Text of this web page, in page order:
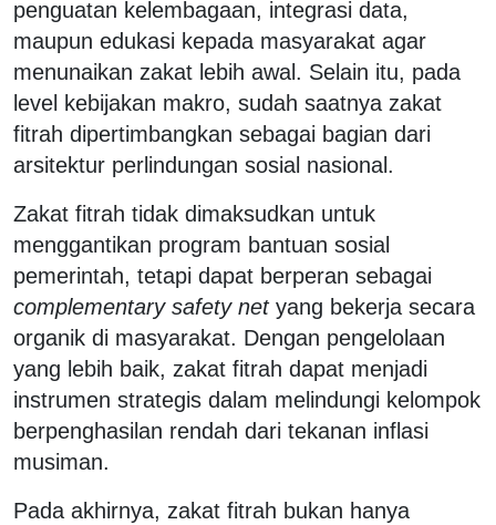
penguatan kelembagaan, integrasi data,
maupun edukasi kepada masyarakat agar
menunaikan zakat lebih awal. Selain itu, pada
level kebijakan makro, sudah saatnya zakat
fitrah dipertimbangkan sebagai bagian dari
arsitektur perlindungan sosial nasional.
Zakat fitrah tidak dimaksudkan untuk
menggantikan program bantuan sosial
pemerintah, tetapi dapat berperan sebagai
complementary safety netyang bekerja secara
organik di masyarakat. Dengan pengelolaan
yang lebih baik, zakat fitrah dapat menjadi
instrumen strategis dalam melindungi kelompok
berpenghasilan rendah dari tekanan inflasi
musiman.
Pada akhirnya, zakat fitrah bukan hanya